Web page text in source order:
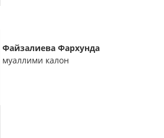
Файзалиева Фархунда
муаллими калон